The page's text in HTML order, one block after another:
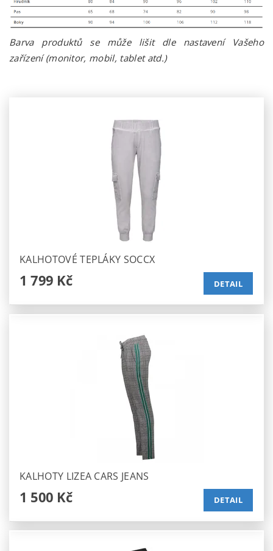
Barva produktů se může lišit dle nastavení Vašeho
zařízení (monitor, mobil, tablet atd.)
KALHOTOVÉ TEPLÁKY SOCCX
1 799 Kč DETAIL
KALHOTY LIZEA CARS JEANS
1 500 Kč DETAIL